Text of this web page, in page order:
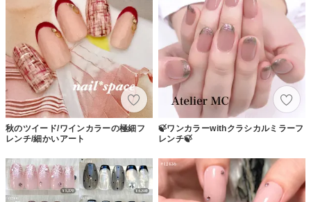
秋のツイード/ワインカラーの極細フ
レンチ/細かいアート
🍃ワンカラーwithクラシカルミラーフ
レンチ🍃